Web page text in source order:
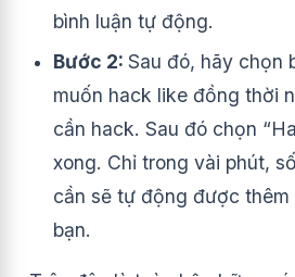
bình luận tự động.
Bước 2: Sau đó, hãy chọn
muốn hack like đồng thời
cần hack. Sau đó chọn
xong. Chỉ trong vài phút,
cần sẽ tự động được thêm
bạn.